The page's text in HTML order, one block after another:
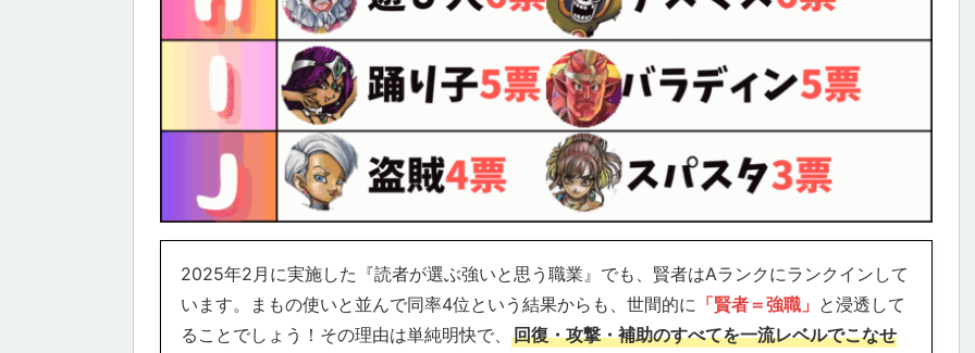
2025年2月に実施した『読者が選ぶ強いと思う職業』でも、賢者はAランクにランクインして
います。まもの使いと並んで同率4位という結果からも、世間的に 「賢者＝強職」 と浸透して
ることでしょう！その理由は単純明快で、 回復・攻撃・補助のすべてを一流レベルでこなせ